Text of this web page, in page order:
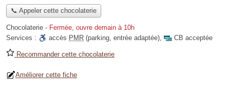
📞 Appeler cette chocolaterie
Chocolaterie - Fermée, ouvre demain à 10h
Services :
accès PMR (parking, entrée adaptée), CB acceptée
Recommander cette chocolaterie
Améliorer cette fiche